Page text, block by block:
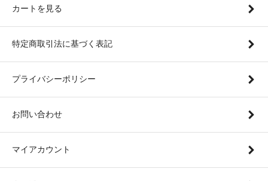
カートを見る
特定商取引法に基づく表記
プライバシーポリシー
お問い合わせ
マイアカウント